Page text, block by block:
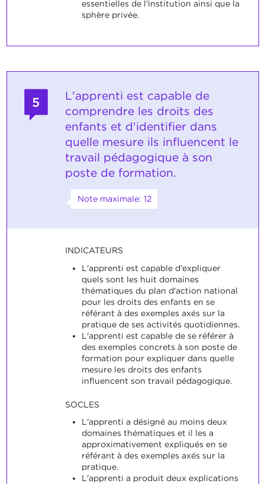
essentielles de l'institution ainsi que la
sphère privée.
5
L'apprenti est capable de
comprendre les droits des
enfants et d'identifier dans
quelle mesure ils influencent le
travail pédagogique à son
poste de formation.
Note maximale: 12
INDICATEURS
L'apprenti est capable d'expliquer
quels sont les huit domaines
thématiques du plan d'action national
pour les droits des enfants en se
référant à des exemples axés sur la
pratique de ses activités quotidiennes.
L'apprenti est capable de se référer à
des exemples concrets à son poste de
formation pour expliquer dans quelle
mesure les droits des enfants
influencent son travail pédagogique.
SOCLES
L'apprenti a désigné au moins deux
domaines thématiques et il les a
approximativement expliqués en se
référant à des exemples axés sur la
pratique.
L'apprenti a produit deux explications